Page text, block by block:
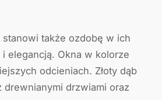
także ozdobę w ich
elegancją. Okna w kolorze
odcieniach. Złoty dąb
drzwiami oraz